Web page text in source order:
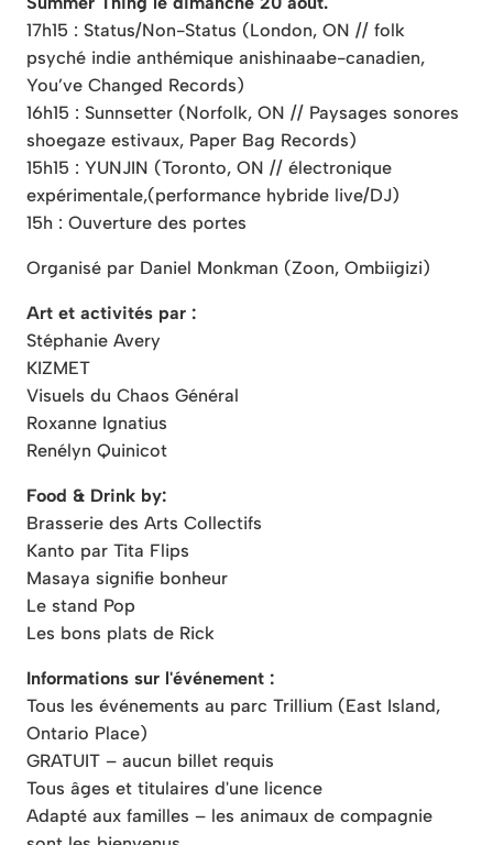
17h15 : Status/Non-Status (London, ON // folk
psyché indie anthémique anishinaabe-canadien,
You’ve Changed Records)
16h15 : Sunnsetter (Norfolk, ON // Paysages sonores
shoegaze estivaux, Paper Bag Records)
15h15 : YUNJIN (Toronto, ON // électronique
expérimentale,(performance hybride live/DJ)
15h : Ouverture des portes
Organisé par Daniel Monkman (Zoon, Ombiigizi)
Art et activités par :
Stéphanie Avery
KIZMET
Visuels du Chaos Général
Roxanne Ignatius
Renélyn Quinicot
Food & Drink by:
Brasserie des Arts Collectifs
Kanto par Tita Flips
Masaya signifie bonheur
Le stand Pop
Les bons plats de Rick
Informations sur l'événement :
Tous les événements au parc Trillium (East Island,
Ontario Place)
GRATUIT – aucun billet requis
Tous âges et titulaires d'une licence
Adapté aux familles – les animaux de compagnie